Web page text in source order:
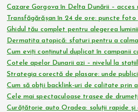
Cazare Gorgova în Delta Dunării – acces
Transfăgărășan în 24 de ore: puncte foto
Ghidul tău complet pentru alegerea
Dermatita atopică: sfaturi pentru a
Cum eviți conținutul duplicat în campanii
Cotele apelor Dunarii azi – nivelul la
Strategia corectă de plasare: unde
Cum să obții backlink-uri de calitate prin
Cele mai spectaculoase trasee de
Curățătorie auto Oradea: soluții rapide și